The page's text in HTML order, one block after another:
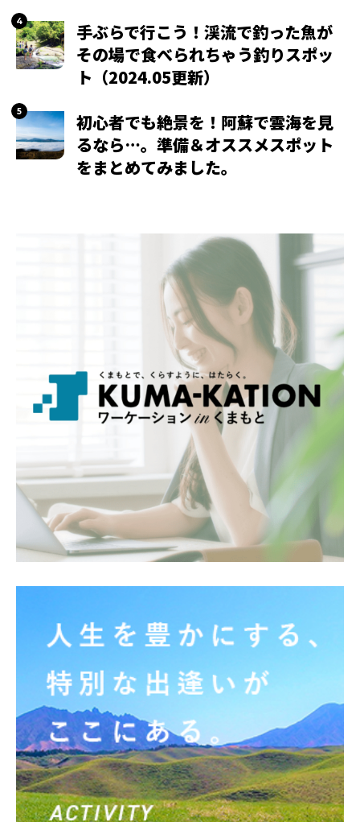
手ぶらで行こう！渓流で釣った魚が
その場で食べられちゃう釣りスポッ
ト（2024.05更新）
初心者でも絶景を！阿蘇で雲海を見
るなら…。準備＆オススメスポット
をまとめてみました。